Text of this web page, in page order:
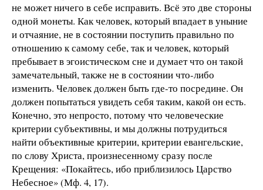
не может ничего в себе исправить. Всё это две стороны
одной монеты. Как человек, который впадает в уныние
и отчаяние, не в состоянии поступить правильно по
отношению к самому себе, так и человек, который
пребывает в эгоистическом сне и думает что он такой
замечательный, также не в состоянии что-либо
изменить. Человек должен быть где-то посредине. Он
должен попытаться увидеть себя таким, какой он есть.
Конечно, это непросто, потому что человеческие
критерии субъективны, и мы должны потрудиться
найти объективные критерии, критерии евангельские,
по слову Христа, произнесенному сразу после
Крещения: «Покайтесь, ибо приблизилось Царство
Небесное» (Мф. 4, 17).